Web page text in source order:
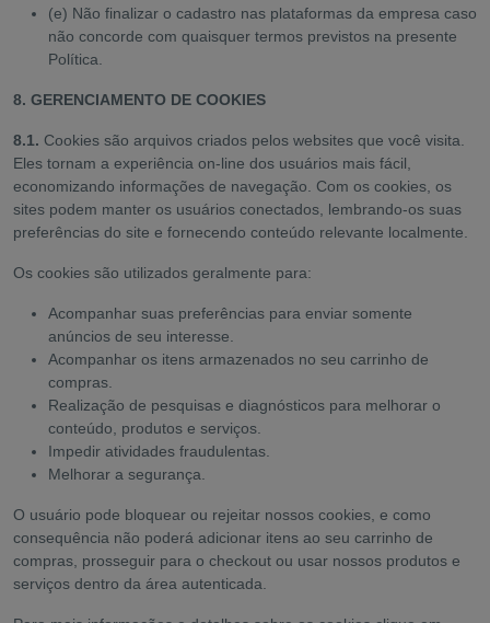
(e) Não finalizar o cadastro nas plataformas da empresa caso
não concorde com quaisquer termos previstos na presente
Política.
8. GERENCIAMENTO DE COOKIES
8.1. Cookies são arquivos criados pelos websites que você visita.
Eles tornam a experiência on-line dos usuários mais fácil,
economizando informações de navegação. Com os cookies, os
sites podem manter os usuários conectados, lembrando-os suas
preferências do site e fornecendo conteúdo relevante localmente.
Os cookies são utilizados geralmente para:
Acompanhar suas preferências para enviar somente
anúncios de seu interesse.
Acompanhar os itens armazenados no seu carrinho de
compras.
Realização de pesquisas e diagnósticos para melhorar o
conteúdo, produtos e serviços.
Impedir atividades fraudulentas.
Melhorar a segurança.
O usuário pode bloquear ou rejeitar nossos cookies, e como
consequência não poderá adicionar itens ao seu carrinho de
compras, prosseguir para o checkout ou usar nossos produtos e
serviços dentro da área autenticada.